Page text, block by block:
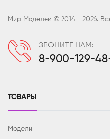
Мир Моделей © 2014 - 2026.
ЗВОНИТЕ НАМ:
8-900-129-
ТОВАРЫ
Модели